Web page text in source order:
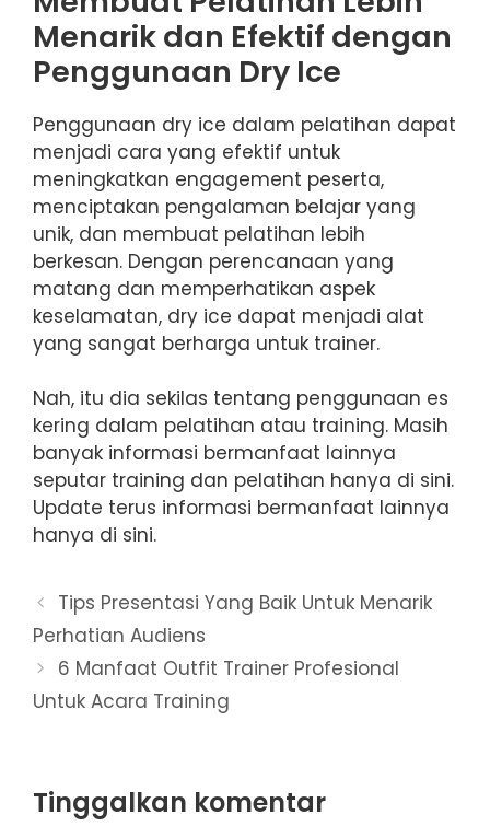
Menarik dan Efektif dengan
Penggunaan Dry Ice
Penggunaan dry ice dalam pelatihan dapat
menjadi cara yang efektif untuk
meningkatkan engagement peserta,
menciptakan pengalaman belajar yang
unik, dan membuat pelatihan lebih
berkesan. Dengan perencanaan yang
matang dan memperhatikan aspek
keselamatan, dry ice dapat menjadi alat
yang sangat berharga untuk trainer.
Nah, itu dia sekilas tentang penggunaan es
kering dalam pelatihan atau training. Masih
banyak informasi bermanfaat lainnya
seputar training dan pelatihan hanya di sini.
Update terus informasi bermanfaat lainnya
hanya di sini.
Tips Presentasi Yang Baik Untuk Menarik
Perhatian Audiens
6 Manfaat Outfit Trainer Profesional
Untuk Acara Training
Tinggalkan komentar